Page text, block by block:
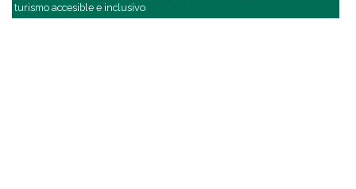
turismo accesible e inclusivo